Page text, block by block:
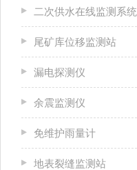
二次供水在线监测系统
尾矿库位移监测站
漏电探测仪
余震监测仪
免维护雨量计
地表裂缝监测站